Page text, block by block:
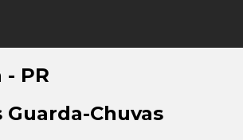
PR
Chuvas